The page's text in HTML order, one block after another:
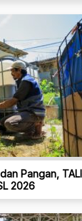
Pangan,
2026